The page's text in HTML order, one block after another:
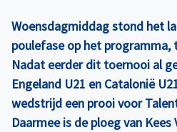
Woensdagmiddag stond het
poulefase op het programma,
Nadat eerder dit toernooi al
Engeland U21 en Catalonië
wedstrijd een prooi voor
Daarmee is de ploeg van